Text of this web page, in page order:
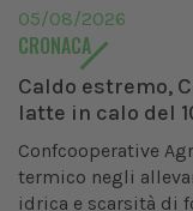
05/08/2026
CRONACA
Caldo estremo,
latte in calo del
Confcooperative
termico negli
idrica e scarsità di